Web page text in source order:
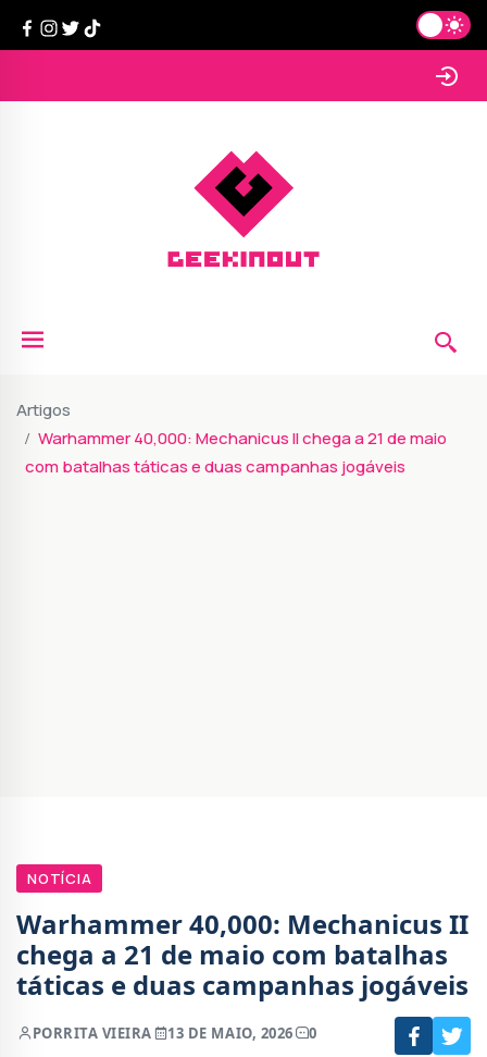
Artigos
Warhammer 40,000: Mechanicus II chega a 21 de maio
com batalhas táticas e duas campanhas jogáveis
NOTÍCIA
Warhammer 40,000: Mechanicus II
chega a 21 de maio com batalhas
táticas e duas campanhas jogáveis
PORRITA VIEIRA 13 DE MAIO, 2026 0